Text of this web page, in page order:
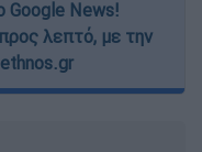
Google News!
λεπτό, με την